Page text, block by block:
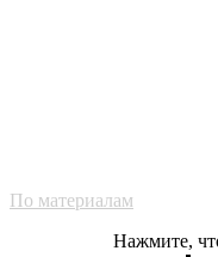
По материалам
Нажмите,